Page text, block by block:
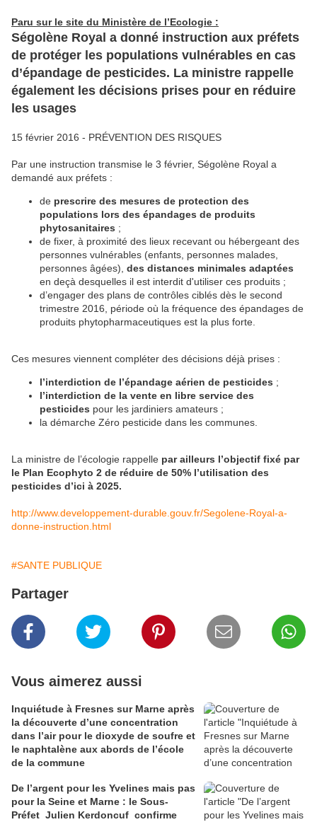
Paru sur le site du Ministère de l’Ecologie :
Ségolène Royal a donné instruction aux préfets
de protéger les populations vulnérables en cas
d’épandage de pesticides. La ministre rappelle
également les décisions prises pour en réduire
les usages
15 février 2016 - PRÉVENTION DES RISQUES
Par une instruction transmise le 3 février, Ségolène Royal a
demandé aux préfets :
de prescrire des mesures de protection des
populations lors des épandages de produits
phytosanitaires ;
de fixer, à proximité des lieux recevant ou hébergeant des
personnes vulnérables (enfants, personnes malades,
personnes âgées), des distances minimales adaptées
en deçà desquelles il est interdit d'utiliser ces produits ;
d’engager des plans de contrôles ciblés dès le second
trimestre 2016, période où la fréquence des épandages de
produits phytopharmaceutiques est la plus forte.
Ces mesures viennent compléter des décisions déjà prises :
l’interdiction de l’épandage aérien de pesticides ;
l’interdiction de la vente en libre service des
pesticides pour les jardiniers amateurs ;
la démarche Zéro pesticide dans les communes.
La ministre de l’écologie rappelle par ailleurs l’objectif fixé par
le Plan Ecophyto 2 de réduire de 50% l’utilisation des
pesticides d’ici à 2025.
http://www.developpement-durable.gouv.fr/Segolene-Royal-a-
donne-instruction.html
#SANTE PUBLIQUE
Partager
Vous aimerez aussi
Inquiétude à Fresnes sur Marne après
la découverte d’une concentration
dans l’air pour le dioxyde de soufre et
le naphtalène aux abords de l’école
de la commune
De l’argent pour les Yvelines mais pas
pour la Seine et Marne : le Sous-
Préfet Julien Kerdoncuf confirme